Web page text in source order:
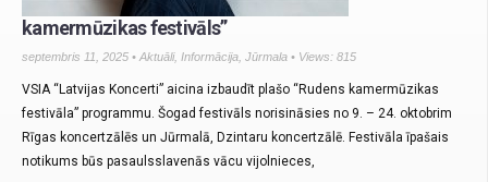
kamermūzikas festivāls”
septembris 11, 2025 • Aktuāli, Informācija Jūrmala • Views: 815
VSIA “Latvijas Koncerti” aicina izbaudīt plašo “Rudens kamermūzikas
festivāla” programmu. Šogad festivāls norisināsies no 9. – 24. oktobrim
Rīgas koncertzālēs un Jūrmalā, Dzintaru koncertzālē. Festivāla īpašais
notikums būs pasaulsslavenās vācu vijolnieces,